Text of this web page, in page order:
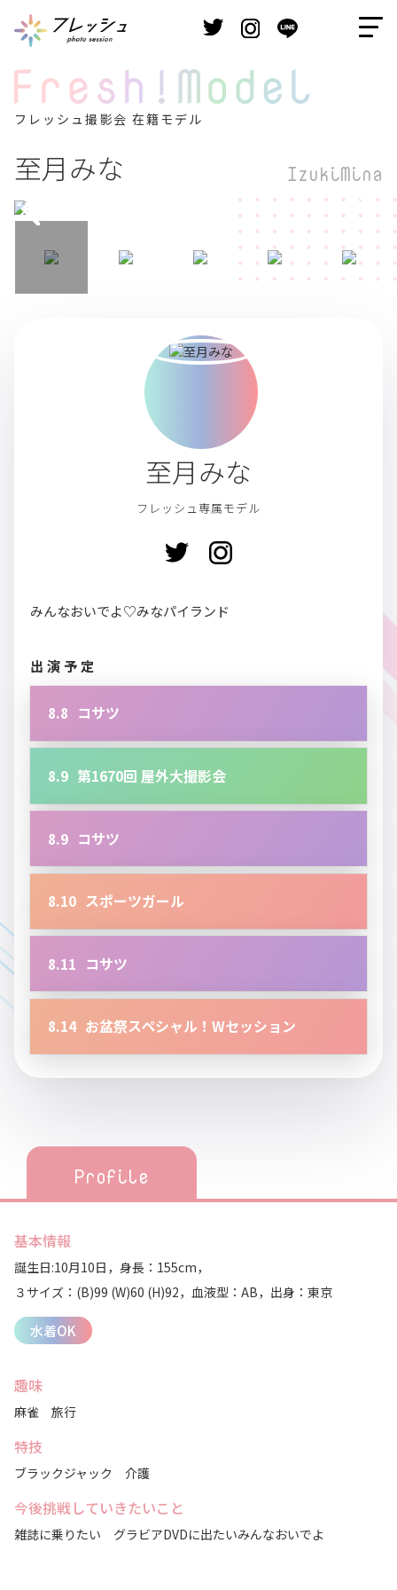
フレッシュ撮影会 在籍モデル
至月みな IzukiMina
至月みな
フレッシュ専属モデル
みんなおいでよ♡みなパイランド
出演予定
8.8 コサツ
8.9 第1670回 屋外大撮影会
8.9 コサツ
8.10 スポーツガール
8.11 コサツ
8.14 お盆祭スペシャル！Wセッション
Profile
基本情報
誕生日:10月10日， 身長：155cm，
３サイズ：(B)99 (W)60 (H)92， 血液型：AB， 出身：東京
水着OK
趣味
麻雀 旅行
特技
ブラックジャック 介護
今後挑戦していきたいこと
雑誌に乗りたい グラビアDVDに出たいみんなおいでよ